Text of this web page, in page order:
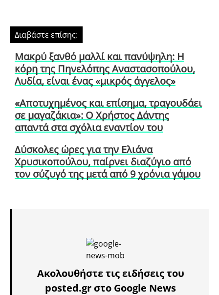
Διαβάστε επίσης:
Μακρύ ξανθό μαλλί και πανύψηλη: Η
κόρη της Πηνελόπης Αναστασοπούλου,
Λυδία, είναι ένας «μικρός άγγελος»
«Αποτυχημένος και επίσημα, τραγουδάει
σε μαγαζάκια»: Ο Χρήστος Δάντης
απαντά στα σχόλια εναντίον του
Δύσκολες ώρες για την Ελιάνα
Χρυσικοπούλου, παίρνει διαζύγιο από
τον σύζυγό της μετά από 9 χρόνια γάμου
Ακολουθήστε τις ειδήσεις του
posted.gr στο Google News